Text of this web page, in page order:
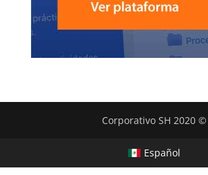
Corporativo SH 2020 ©
Español